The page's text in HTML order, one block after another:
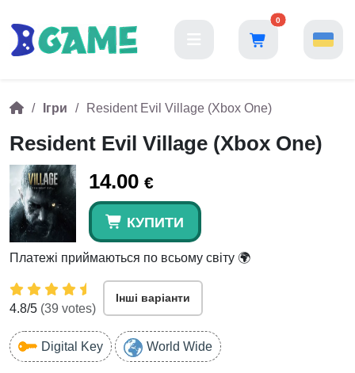
0
Ігри Resident Evil Village (Xbox One)
Resident Evil Village (Xbox One)
14.00 €
КУПИТИ
Платежі приймаються по всьому світу 🌍
4.8/5 (39 votes)
Інші варіанти
Digital Key World Wide